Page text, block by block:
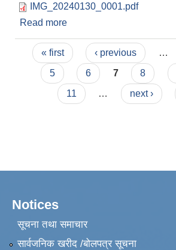
IMG_20240130_0001.pdf
Read more
Pages
« first ‹ previous …
5
6 7 8
11
… next ›
Notices
सूचना तथा समाचार
सार्वजनिक खरीद /बोलपत्र सूचना